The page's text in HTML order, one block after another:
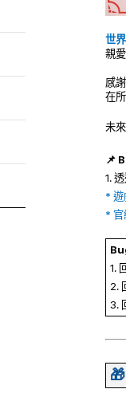
世
親
感
在
未
📌
1.
* 遊
* 官
1.
2.
3.